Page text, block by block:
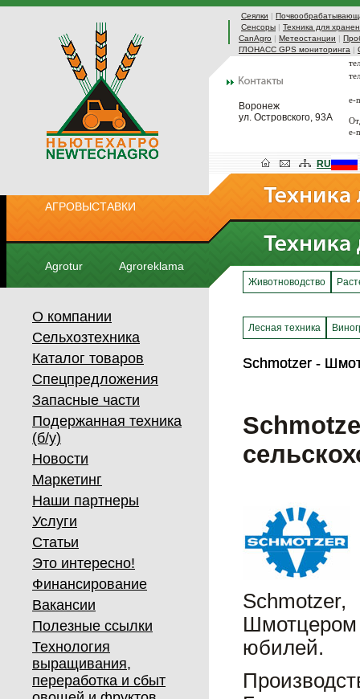
Сеялки |
Сенсоры | Техника для
CanAgro | Метеостанции |
ГЛОНАСС GPS мониторинга |
Воронеж
ул. Островского, 93А
e-
e-
АГРОВЫСТАВКИ
Agrotur Agroreklama
RU
О компании
Сельхозтехника
Каталог товаров
Спецпредложения
Запасные части
Подержанная техника
(б/у)
Новости
Маркетинг
Наши партнеры
Услуги
Статьи
Это интересно!
Финансирование
Вакансии
Полезные ссылки
Технология
выращивания,
переработка и сбыт
Животноводство
Лесная техника
Schmotzer -
Schmotzer -
юбилей.